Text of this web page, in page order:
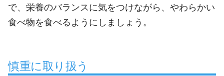
で、栄養のバランスに気をつけながら、やわらかい
食べ物を食べるようにしましょう。
慎重に取り扱う